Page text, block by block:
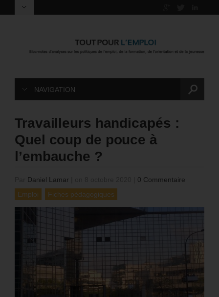
NAVIGATION
Travailleurs handicapés :
Quel coup de pouce à
l’embauche ?
Daniel Lamar
0 Commentaire
Emploi
Fiches pédagogiques